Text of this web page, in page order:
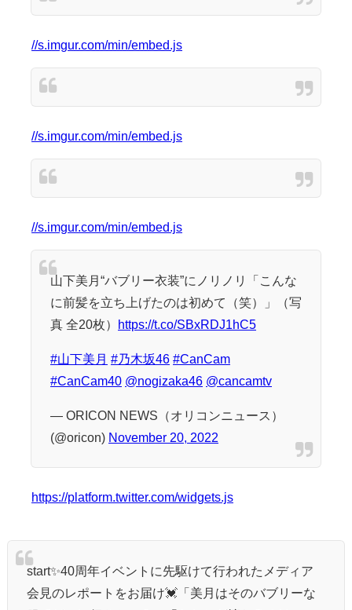
//s.imgur.com/min/embed.js
//s.imgur.com/min/embed.js
//s.imgur.com/min/embed.js
山下美月“バブリー衣装”にノリノリ「こんな
に前髪を立ち上げたのは初めて（笑）」（写
真 全20枚）
https://t.co/SBxRDJ1hC5
#山下美月 #乃木坂46 #CanCam
#CanCam40 @nogizaka46 @cancamtv
— ORICON NEWS（オリコンニュース）
(@oricon) November 20, 2022
https://platform.twitter.com/widgets.js
start✨40周年イベントに先駆けて行われたメディア
会見のレポートをお届け💓「美月はそのバブリーな